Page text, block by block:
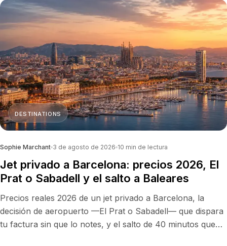
DESTINATIONS
Sophie Marchant 3 de agosto de 2026 10 min de lectura
Jet privado a Barcelona: precios 2026, El
Prat o Sabadell y el salto a Baleares
Precios reales 2026 de un jet privado a Barcelona, la
decisión de aeropuerto —El Prat o Sabadell— que dispara
tu factura sin que lo notes, y el salto de 40 minutos que